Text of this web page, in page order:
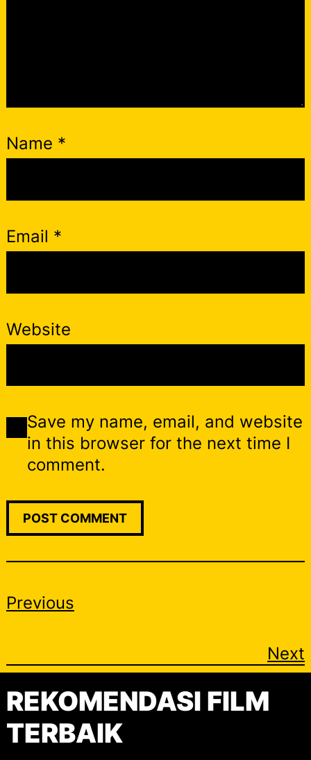
Name *
Email *
Website
Save my name, email, and website
in this browser for the next time I
comment.
Previous
Next
REKOMENDASI FILM
TERBAIK